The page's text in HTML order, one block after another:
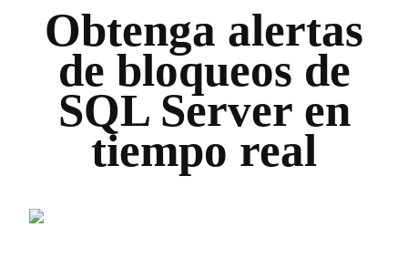
Obtenga alertas
de bloqueos de
SQL Server en
tiempo real